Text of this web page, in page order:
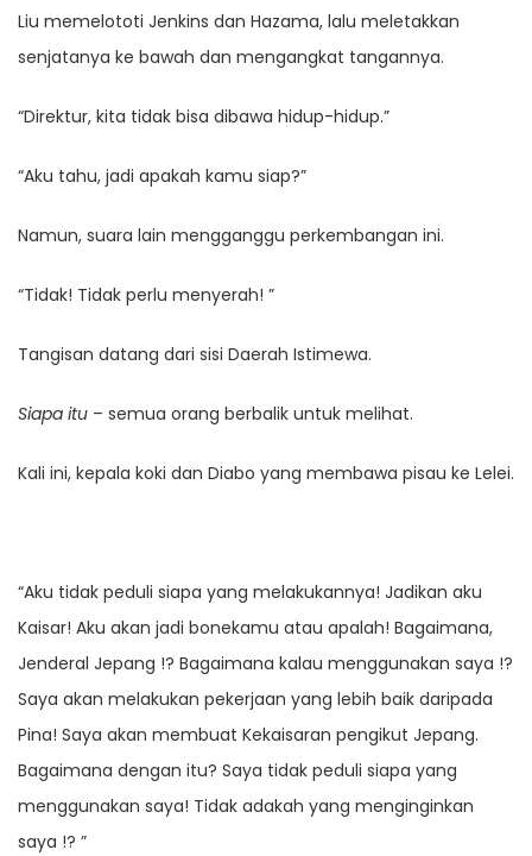
Liu memelototi Jenkins dan Hazama, lalu meletakkan
senjatanya ke bawah dan mengangkat tangannya.
“Direktur, kita tidak bisa dibawa hidup-hidup.”
“Aku tahu, jadi apakah kamu siap?”
Namun, suara lain mengganggu perkembangan ini.
“Tidak! Tidak perlu menyerah! ”
Tangisan datang dari sisi Daerah Istimewa.
Siapa itu – semua orang berbalik untuk melihat.
Kali ini, kepala koki dan Diabo yang membawa pisau ke Lelei.
“Aku tidak peduli siapa yang melakukannya! Jadikan aku
Kaisar! Aku akan jadi bonekamu atau apalah! Bagaimana,
Jenderal Jepang !? Bagaimana kalau menggunakan saya !?
Saya akan melakukan pekerjaan yang lebih baik daripada
Pina! Saya akan membuat Kekaisaran pengikut Jepang.
Bagaimana dengan itu? Saya tidak peduli siapa yang
menggunakan saya! Tidak adakah yang menginginkan
saya !? ”